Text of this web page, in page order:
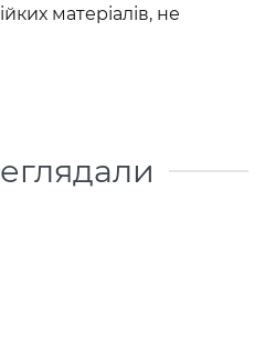
матеріалів, не